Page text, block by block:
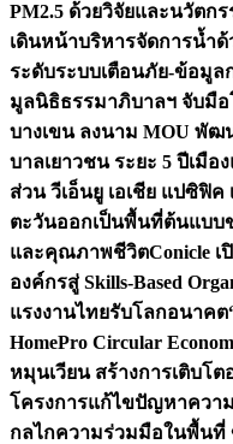
PM2.5 ด้วยวิจัยและนวัตกร
เดินหน้าบริหารจัดการน้ำ
ระดับระบบเตือนภัย-ข้อมูล
มูลนิธิธรรมาภิบาลฯ จับมื
บางเขน ลงนาม MOU พั
บาลเยาวชน ระยะ 5 ปีเมือ
ส่วน วีเอ็นยู เอเชีย แปซิฟิ
ตะวันออกเป็นพื้นที่ต้นแบบ
และคุณภาพชีวิตConicle
องค์กรสู่ Skills-Based
แรงงานไทยรับโลกอนาคต
HomePro Circular
หมุนเวียน สร้างการเติบโต
โครงการแก้ไขปัญหาควา
กลไกความร่วมมือในพื้นที่